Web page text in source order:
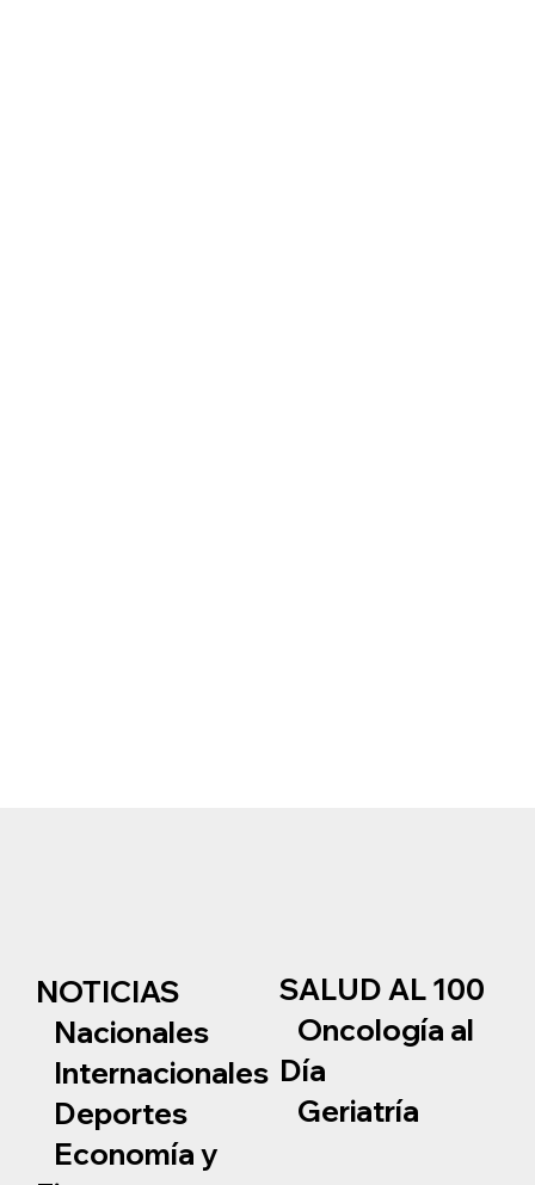
NOTICIAS
Nacionales
Internacionales
Deportes
Economía y
SALUD AL 100
Oncología al
Día
Geriatría